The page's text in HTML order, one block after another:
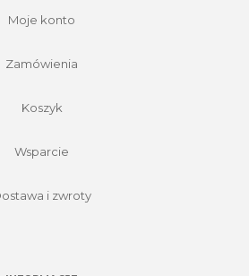
Moje konto
Zamówienia
Koszyk
Wsparcie
i zwroty